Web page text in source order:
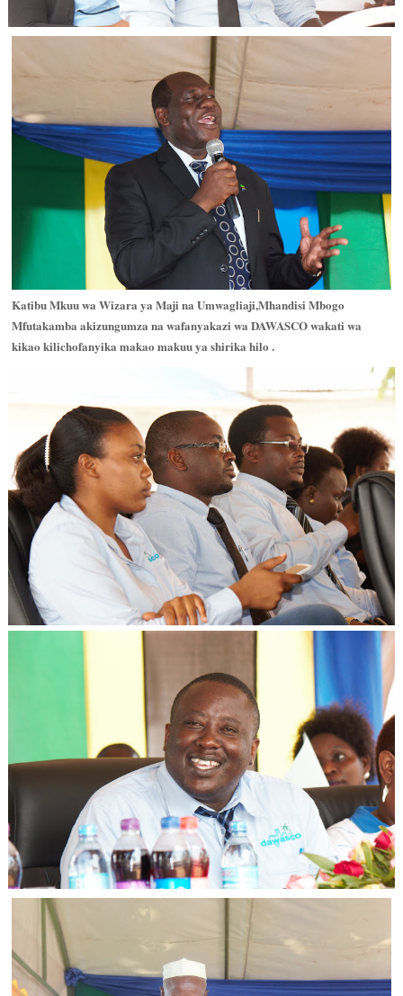
Katibu Mkuu wa Wizara ya Maji na Umwagliaji,Mhandisi Mbogo
Mfutakamba akizungumza na wafanyakazi wa DAWASCO wakati wa
kikao kilichofanyika makao makuu ya shirika hilo .